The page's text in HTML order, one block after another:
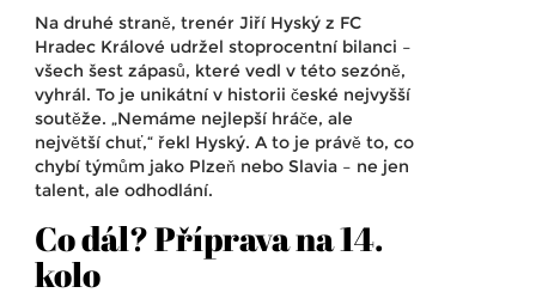
Na druhé straně, trenér Jiří Hyský z FC
Hradec Králové udržel stoprocentní bilanci –
všech šest zápasů, které vedl v této sezóně,
vyhrál. To je unikátní v historii české nejvyšší
soutěže. „Nemáme nejlepší hráče, ale
největší chuť,“ řekl Hyský. A to je právě to, co
chybí týmům jako Plzeň nebo Slavia – ne jen
talent, ale odhodlání.
Co dál? Příprava na 14.
kolo